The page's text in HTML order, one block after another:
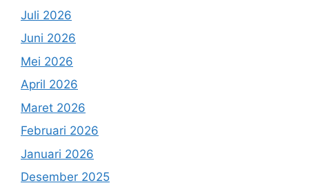
Juli 2026
Juni 2026
Mei 2026
April 2026
Maret 2026
Februari 2026
Januari 2026
Desember 2025